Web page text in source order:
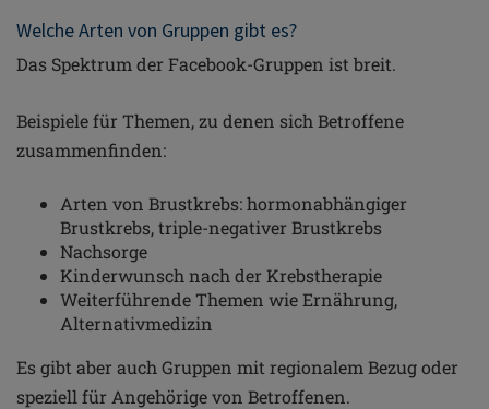
Welche Arten von Gruppen gibt es?
Das Spektrum der Facebook-Gruppen ist breit.
Beispiele für Themen, zu denen sich Betroffene
zusammenfinden:
Arten von Brustkrebs: hormonabhängiger
Brustkrebs, triple-negativer Brustkrebs
Nachsorge
Kinderwunsch nach der Krebstherapie
Weiterführende Themen wie Ernährung,
Alternativmedizin
Es gibt aber auch Gruppen mit regionalem Bezug oder
speziell für Angehörige von Betroffenen.